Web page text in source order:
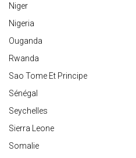
Niger
Nigeria
Ouganda
Rwanda
Sao Tome Et Principe
Sénégal
Seychelles
Sierra Leone
Somalie